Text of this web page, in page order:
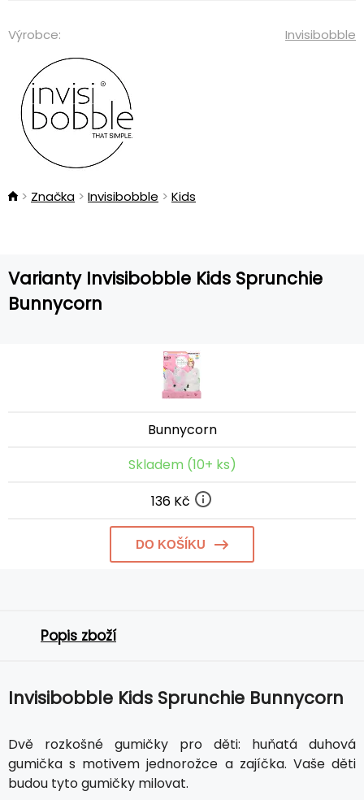
Výrobce: Invisibobble
Značka Invisibobble Kids
Varianty Invisibobble Kids Sprunchie
Bunnycorn
Bunnycorn
Skladem (10+ ks)
136 Kč
DO KOŠÍKU
Popis zboží
Invisibobble Kids Sprunchie Bunnycorn
Dvě rozkošné gumičky pro děti: huňatá duhová
gumička s motivem jednorožce a zajíčka. Vaše děti
budou tyto gumičky milovat.